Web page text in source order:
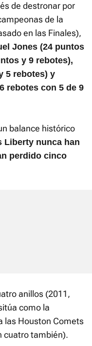
de destronar por
de la
en las Finales),
Jones (24 puntos
y 9 rebotes),
5 rebotes) y
rebotes con 5 de 9
balance histórico
Liberty nunca han
perdido cinco
anillos (2011,
como la
las Houston Comets
cuatro también).